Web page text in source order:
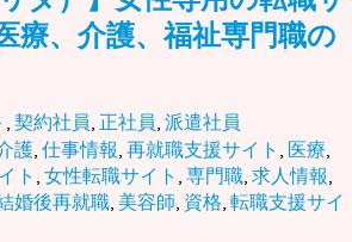
療、介護、福祉専門職の
, 契約社員, 正社員, 派遣社員
護, 仕事情報, 再就職支援サイト , 医療,
ト , 女性転職サイト , 専門職, 求人情報,
婚後再就職, 美容師, 資格, 転職支援サイ